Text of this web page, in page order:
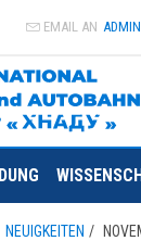
EMAIL AN
NEUIGKEITEN